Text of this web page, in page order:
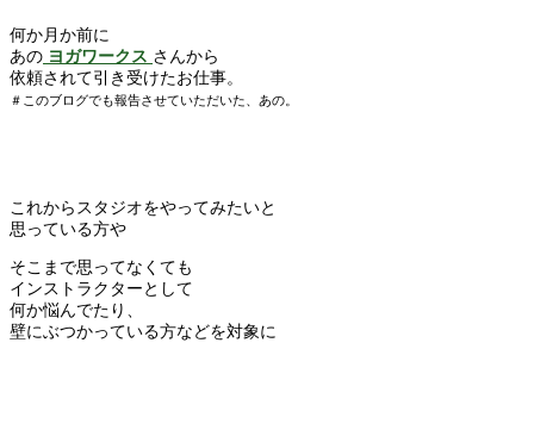
何か月か前に
あの ヨガワークス さんから
依頼されて引き受けたお仕事。
＃このブログでも報告させていただいた、あの。
これからスタジオをやってみたいと
思っている方や
そこまで思ってなくても
インストラクターとして
何か悩んでたり、
壁にぶつかっている方などを対象に